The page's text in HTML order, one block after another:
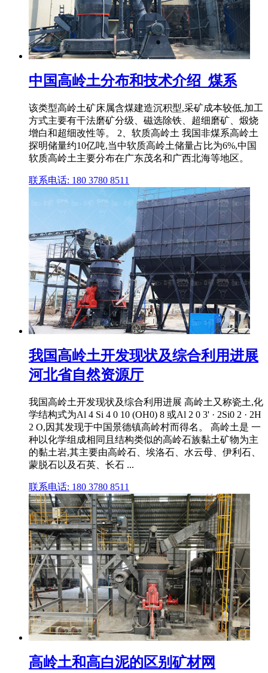
中国高岭土分布和技术介绍_煤系
该类型高岭土矿床属含煤建造沉积型,采矿成本较低,加工
方式主要有干法磨矿分级、磁选除铁、超细磨矿、煅烧
增白和超细改性等。 2、软质高岭土 我国非煤系高岭土
探明储量约10亿吨,当中软质高岭土储量占比为6%,中国
软质高岭土主要分布在广东茂名和广西北海等地区。
联系电话: 180 3780 8511
我国高岭土开发现状及综合利用进展
河北省自然资源厅
我国高岭土开发现状及综合利用进展 高岭土又称瓷土,化
学结构式为Al 4 Si 4 0 10 (OH0) 8 或Al 2 0 3' · 2Si0 2 · 2H
2 O,因其发现于中国景德镇高岭村而得名。 高岭土是 一
种以化学组成相同且结构类似的高岭石族黏土矿物为主
的黏土岩,其主要由高岭石、埃洛石、水云母、伊利石、
蒙脱石以及石英、长石 ...
联系电话: 180 3780 8511
高岭土和高白泥的区别矿材网